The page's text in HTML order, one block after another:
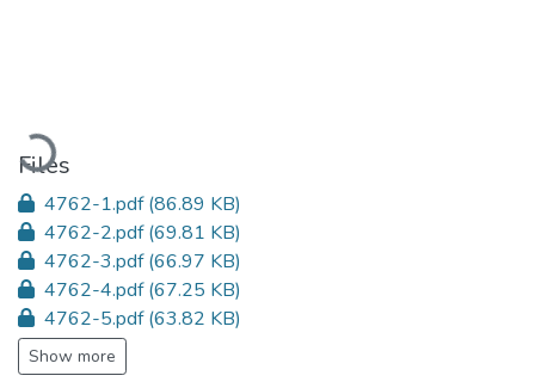
Loading...
Files
4762-1.pdf(86.89 KB)
4762-2.pdf(69.81 KB)
4762-3.pdf(66.97 KB)
4762-4.pdf(67.25 KB)
4762-5.pdf(63.82 KB)
Show more